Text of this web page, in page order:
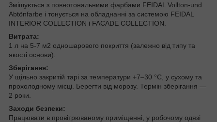
Змішується з повнотональними фарбами FEIDAL Vollton-und
Abtönfarbe і тонується на обладнанні за системою FEIDAL
INTERIOR COLLECTION і FACADE COLLECTION.
Витрата:
1 л на 5-7 м2 одношарового покриття (залежно від типу та
якості основи).
Зберігання:
У щільно закритій тарі за температури +7–30 °C, у сухому та
прохолодному місці. Берегти від морозу. Термін зберігання —
2 роки.
Заходи безпеки:
Працювати в провітрюваному приміщенні, у робочому одязі